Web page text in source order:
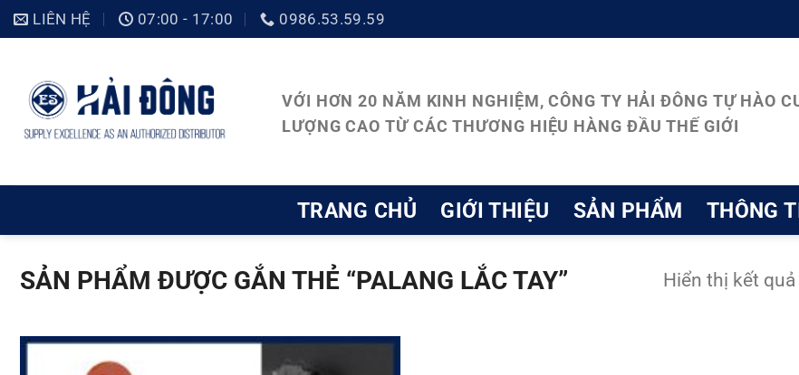
Bỏ
qua
dung
LIÊN HỆ 07:00 - 17:00 0986.53.59.59
VỚI HƠN 20 NĂM KINH NGHIỆM, CÔNG TY HẢI ĐÔNG TỰ HÀO
LƯỢNG CAO TỪ CÁC THƯƠNG HIỆU HÀNG ĐẦU THẾ GIỚI
TRANG CHỦ GIỚI THIỆU SẢN PHẨM THÔNG
SẢN PHẨM ĐƯỢC GẮN THẺ “PALANG LẮC TAY” Hiển thị kết